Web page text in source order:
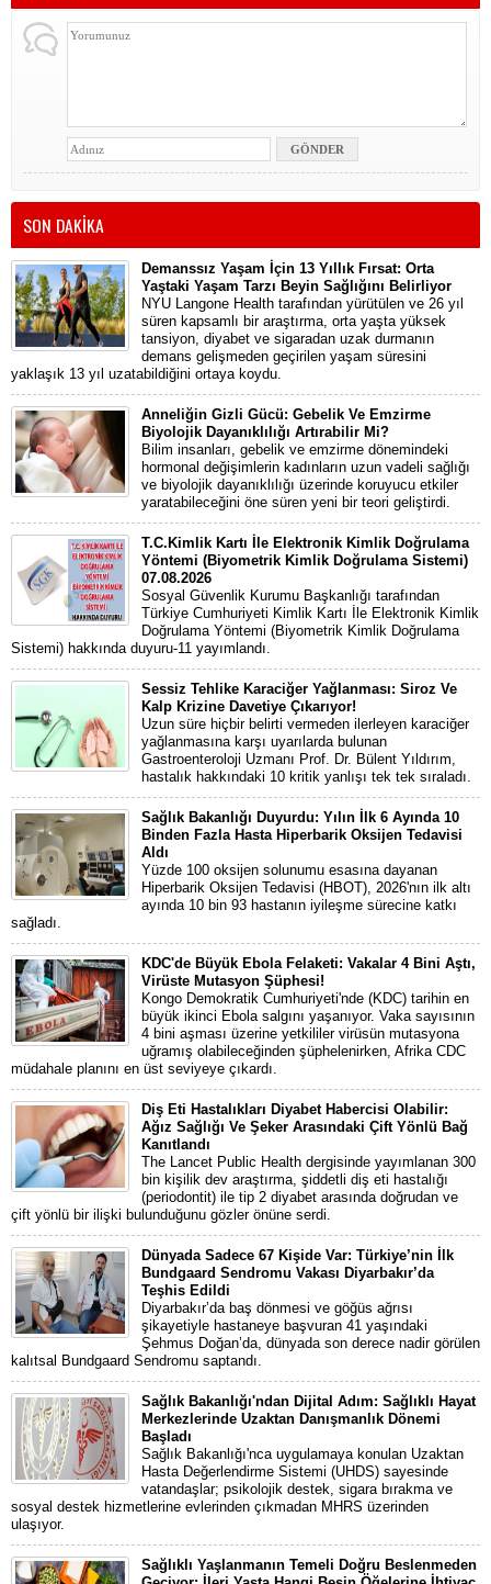
SON DAKİKA
Demanssız Yaşam İçin 13 Yıllık Fırsat: Orta
Yaştaki Yaşam Tarzı Beyin Sağlığını Belirliyor
NYU Langone Health tarafından yürütülen ve 26 yıl
süren kapsamlı bir araştırma, orta yaşta yüksek
tansiyon, diyabet ve sigaradan uzak durmanın
demans gelişmeden geçirilen yaşam süresini
yaklaşık 13 yıl uzatabildiğini ortaya koydu.
Anneliğin Gizli Gücü: Gebelik Ve Emzirme
Biyolojik Dayanıklılığı Artırabilir Mi?
Bilim insanları, gebelik ve emzirme dönemindeki
hormonal değişimlerin kadınların uzun vadeli sağlığı
ve biyolojik dayanıklılığı üzerinde koruyucu etkiler
yaratabileceğini öne süren yeni bir teori geliştirdi.
T.C.Kimlik Kartı İle Elektronik Kimlik Doğrulama
Yöntemi (Biyometrik Kimlik Doğrulama Sistemi)
07.08.2026
Sosyal Güvenlik Kurumu Başkanlığı tarafından
Türkiye Cumhuriyeti Kimlik Kartı İle Elektronik Kimlik
Doğrulama Yöntemi (Biyometrik Kimlik Doğrulama
Sistemi) hakkında duyuru-11 yayımlandı.
Sessiz Tehlike Karaciğer Yağlanması: Siroz Ve
Kalp Krizine Davetiye Çıkarıyor!
Uzun süre hiçbir belirti vermeden ilerleyen karaciğer
yağlanmasına karşı uyarılarda bulunan
Gastroenteroloji Uzmanı Prof. Dr. Bülent Yıldırım,
hastalık hakkındaki 10 kritik yanlışı tek tek sıraladı.
Sağlık Bakanlığı Duyurdu: Yılın İlk 6 Ayında 10
Binden Fazla Hasta Hiperbarik Oksijen Tedavisi
Aldı
Yüzde 100 oksijen solunumu esasına dayanan
Hiperbarik Oksijen Tedavisi (HBOT), 2026'nın ilk altı
ayında 10 bin 93 hastanın iyileşme sürecine katkı
sağladı.
KDC'de Büyük Ebola Felaketi: Vakalar 4 Bini Aştı,
Virüste Mutasyon Şüphesi!
Kongo Demokratik Cumhuriyeti'nde (KDC) tarihin en
büyük ikinci Ebola salgını yaşanıyor. Vaka sayısının
4 bini aşması üzerine yetkililer virüsün mutasyona
uğramış olabileceğinden şüphelenirken, Afrika CDC
müdahale planını en üst seviyeye çıkardı.
Diş Eti Hastalıkları Diyabet Habercisi Olabilir:
Ağız Sağlığı Ve Şeker Arasındaki Çift Yönlü Bağ
Kanıtlandı
The Lancet Public Health dergisinde yayımlanan 300
bin kişilik dev araştırma, şiddetli diş eti hastalığı
(periodontit) ile tip 2 diyabet arasında doğrudan ve
çift yönlü bir ilişki bulunduğunu gözler önüne serdi.
Dünyada Sadece 67 Kişide Var: Türkiye’nin İlk
Bundgaard Sendromu Vakası Diyarbakır’da
Teşhis Edildi
Diyarbakır’da baş dönmesi ve göğüs ağrısı
şikayetiyle hastaneye başvuran 41 yaşındaki
Şehmus Doğan’da, dünyada son derece nadir görülen
kalıtsal Bundgaard Sendromu saptandı.
Sağlık Bakanlığı'ndan Dijital Adım: Sağlıklı Hayat
Merkezlerinde Uzaktan Danışmanlık Dönemi
Başladı
Sağlık Bakanlığı'nca uygulamaya konulan Uzaktan
Hasta Değerlendirme Sistemi (UHDS) sayesinde
vatandaşlar; psikolojik destek, sigara bırakma ve
sosyal destek hizmetlerine evlerinden çıkmadan MHRS üzerinden
ulaşıyor.
Sağlıklı Yaşlanmanın Temeli Doğru Beslenmeden